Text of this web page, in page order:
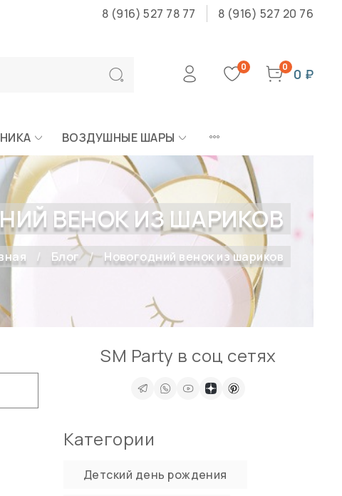
8 (916) 527 78 77 8 (916) 527 20 76
0 0 0 ₽
ВОЗДУШНЫЕ ШАРЫ
ВЕНОК ИЗ ШАРИКОВ
Блог Новогодний венок из шариков
SM Party в соц сетях
Категории
Детский день рождения